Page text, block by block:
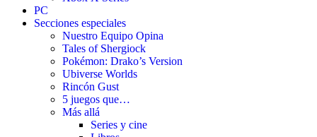
PC
Secciones especiales
Nuestro Equipo Opina
Tales of Shergiock
Pokémon: Drako’s Version
Ubiverse Worlds
Rincón Gust
5 juegos que…
Más allá
Series y cine